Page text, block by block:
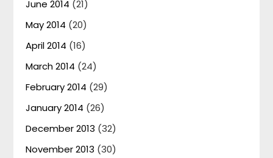
June 2014 (21)
May 2014 (20)
April 2014 (16)
March 2014 (24)
February 2014 (29)
January 2014 (26)
December 2013 (32)
November 2013 (30)